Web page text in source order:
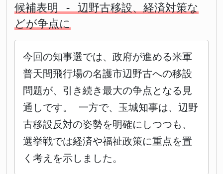
候補表明 - 辺野古移設、経済対策な
どが争点に
今回の知事選では、政府が進める米軍
普天間飛行場の名護市辺野古への移設
問題が、引き続き最大の争点となる見
通しです。 一方で、玉城知事は、辺野
古移設反対の姿勢を明確にしつつも、
選挙戦では経済や福祉政策に重点を置
く考えを示しました。